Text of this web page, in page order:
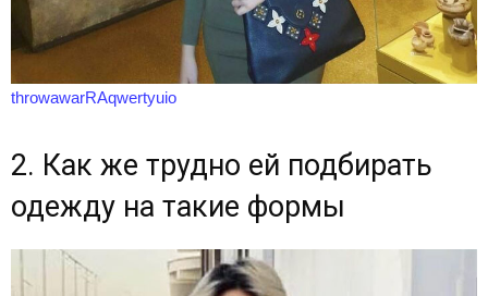
throwawarRAqwertyuio
2. Как же трудно ей подбирать
одежду на такие формы